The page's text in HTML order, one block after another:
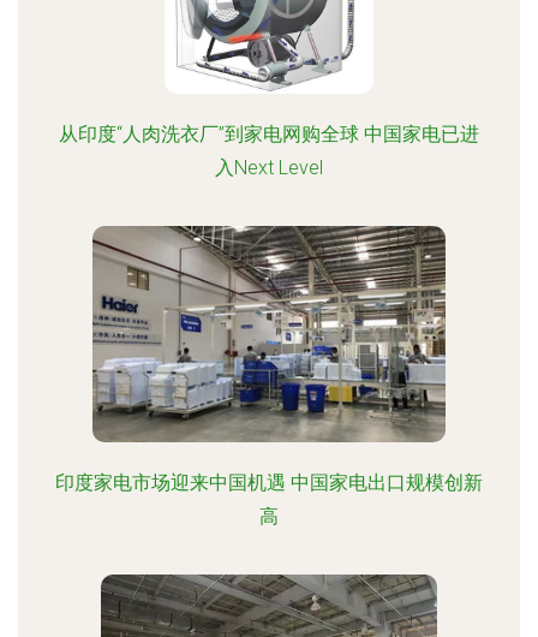
从印度“人肉洗衣厂”到家电网购全球 中国家电已进
入Next Level
印度家电市场迎来中国机遇 中国家电出口规模创新
高